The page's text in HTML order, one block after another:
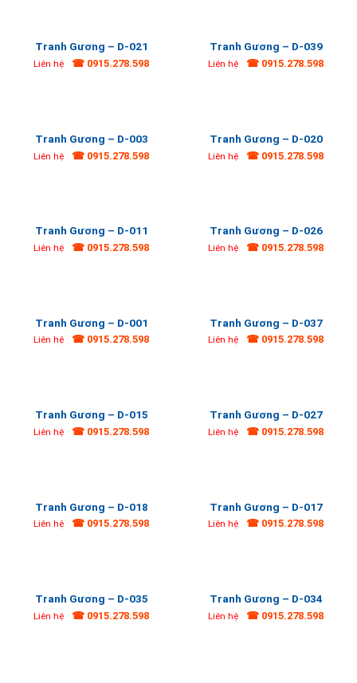
Tranh Gương – D-021
Liên hệ ☎ 0915.278.598
Tranh Gương – D-039
Liên hệ ☎ 0915.278.598
Tranh Gương – D-003
Liên hệ ☎ 0915.278.598
Tranh Gương – D-020
Liên hệ ☎ 0915.278.598
Tranh Gương – D-011
Liên hệ ☎ 0915.278.598
Tranh Gương – D-026
Liên hệ ☎ 0915.278.598
Tranh Gương – D-001
Liên hệ ☎ 0915.278.598
Tranh Gương – D-037
Liên hệ ☎ 0915.278.598
Tranh Gương – D-015
Liên hệ ☎ 0915.278.598
Tranh Gương – D-027
Liên hệ ☎ 0915.278.598
Tranh Gương – D-018
Liên hệ ☎ 0915.278.598
Tranh Gương – D-017
Liên hệ ☎ 0915.278.598
Tranh Gương – D-035
Liên hệ ☎ 0915.278.598
Tranh Gương – D-034
Liên hệ ☎ 0915.278.598